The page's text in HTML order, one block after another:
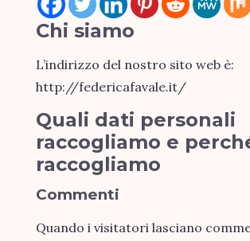
Chi siamo
L’indirizzo del nostro sito web è:
http://federicafavale.it/
Quali dati personali
raccogliamo e
raccogliamo
Commenti
Quando i visitatori lasciano